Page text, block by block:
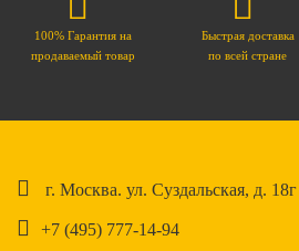
100% Гарантия на
продаваемый товар
Быстрая доставка
по всей стране
г. Москва. ул. Суздальская, д.
+7 (495) 777-14-94